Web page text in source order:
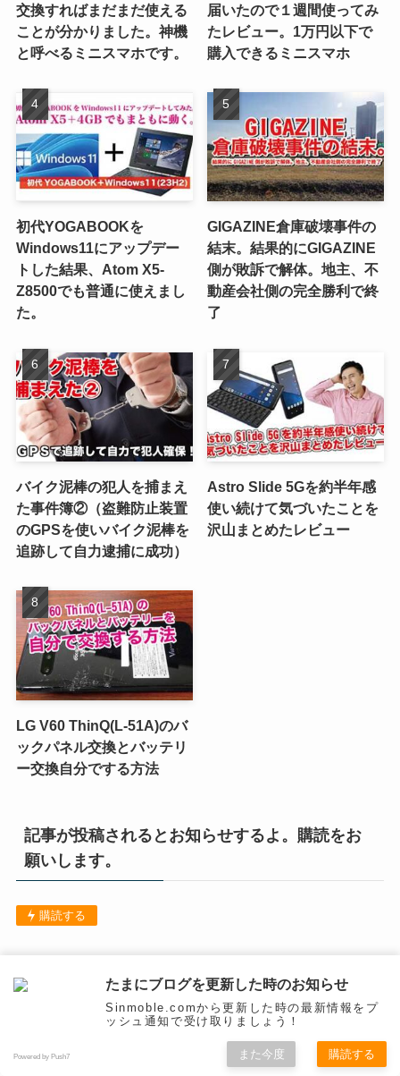
交換すればまだまだ使える
ことが分かりました。神機
と呼べるミニスマホです。
届いたので１週間使ってみ
たレビュー。1万円以下で
購入できるミニスマホ
初代YOGABOOKを
Windows11にアップデー
トした結果、Atom X5-
Z8500でも普通に使えまし
た。
GIGAZINE倉庫破壊事件の
結末。結果的にGIGAZINE
側が敗訴で解体。地主、不
動産会社側の完全勝利で終
了
バイク泥棒の犯人を捕まえ
た事件簿②（盗難防止装置
のGPSを使いバイク泥棒を
追跡して自力逮捕に成功）
Astro Slide 5Gを約半年感
使い続けて気づいたことを
沢山まとめたレビュー
LG V60 ThinQ(L-51A)のバ
ックパネル交換とバッテリ
ー交換自分でする方法
記事が投稿されるとお知らせするよ。購読をお
願いします。
購読する
いろいろなデバイスのカテゴリー
たまにブログを更新した時のお知らせ
Sinmoble.comから更新した時の最新情報をプ
ッシュ通知で受け取りましょう！
Powered by Push7 また今度 購読する